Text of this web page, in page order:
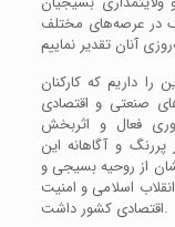
در عرصه‌های مختلف
را داریم که کارکنان
صنعتی و اقتصادی
فعال و اثربخش
اخیر، حضور پررنگ و آگاهانه این
از روحیه بسیجی و
اسلامی و امنیت
اقتصادی کشور داشت.